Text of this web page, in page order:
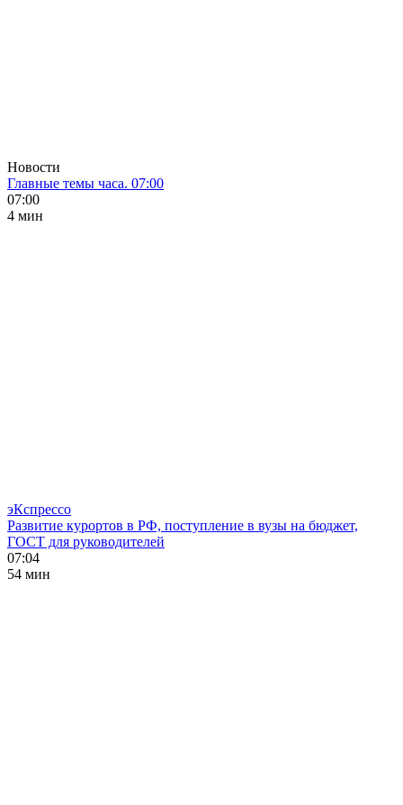
Новости
Главные темы часа. 07:00
07:00
4 мин
эКспрессо
Развитие курортов в РФ, поступление в вузы на бюджет,
ГОСТ для руководителей
07:04
54 мин